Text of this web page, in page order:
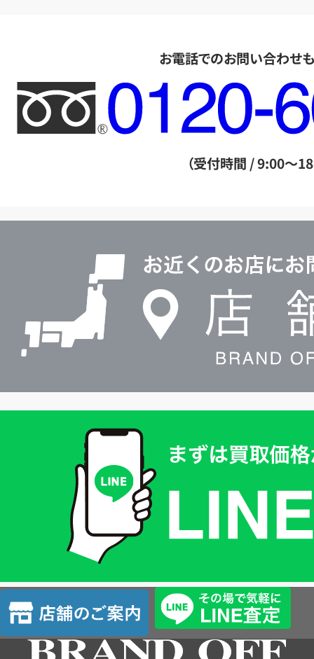
お電話でのお問い合わせ
フ
リ
ー
ル
（受付時間 / 9:00～
査
定
店
舗
の